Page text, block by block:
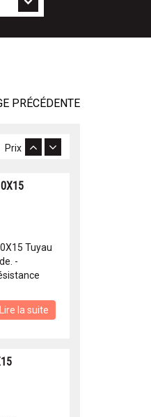
PRÉCÉDENTE
Prix
Tuyau
-
Lire la suite